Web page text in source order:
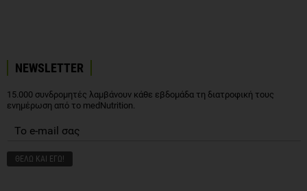
NEWSLETTER
15.000 συνδρομητές λαμβάνουν κάθε εβδομάδα τη διατροφική τους
ενημέρωση από το medNutrition.